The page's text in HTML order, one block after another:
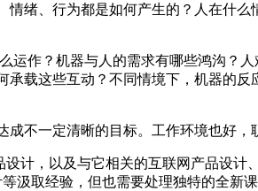
绪、行为都是如何产生的？人在什
作？机器与人的需求有哪些鸿沟？
载这些互动？不同情境下，机器的
不一定清晰的目标。工作环境也好，
设计，以及与它相关的互联网产品设计
汲取经验，但也需要处理独特的全新